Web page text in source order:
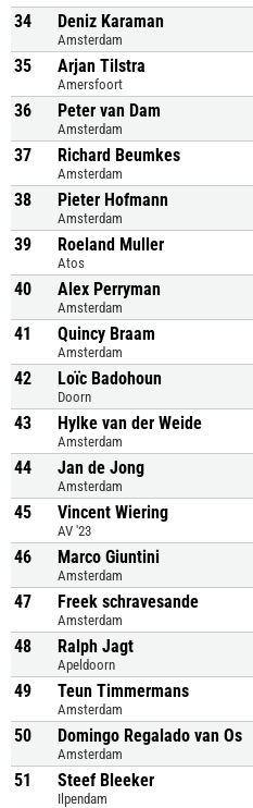
34 Deniz Karaman
Amsterdam
35 Arjan Tilstra
Amersfoort
36 Peter van Dam
Amsterdam
37 Richard Beumkes
Amsterdam
38 Pieter Hofmann
Amsterdam
39 Roeland Muller
Atos
40 Alex Perryman
Amsterdam
41 Quincy Braam
Amsterdam
42 Loïc Badohoun
Doorn
43 Hylke van der Weide
Amsterdam
44 Jan de Jong
Amsterdam
45 Vincent Wiering
AV '23
46 Marco Giuntini
Amsterdam
47 Freek schravesande
Amsterdam
48 Ralph Jagt
Apeldoorn
49 Teun Timmermans
Amsterdam
50 Domingo Regalado van Os
Amsterdam
51 Steef Bleeker
Ilpendam